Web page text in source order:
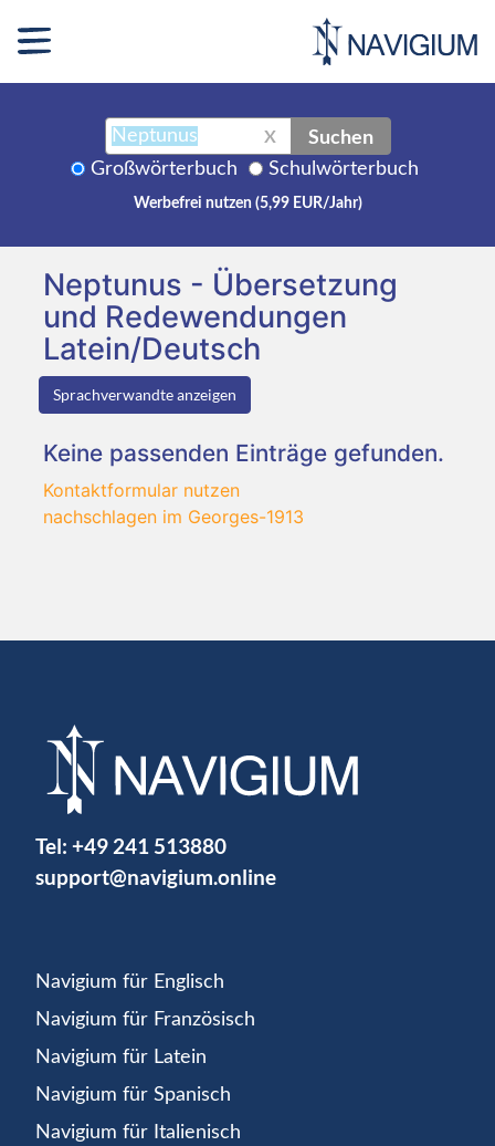
X Suchen
Großwörterbuch Schulwörterbuch
Werbefrei nutzen (5,99 EUR/Jahr)
Neptunus - Übersetzung
und Redewendungen
Latein/Deutsch
Sprachverwandte anzeigen
Keine passenden Einträge gefunden.
Kontaktformular nutzen
nachschlagen im Georges-1913
Tel: +49 241 513880
support@navigium.online
Navigium für Englisch
Navigium für Französisch
Navigium für Latein
Navigium für Spanisch
Navigium für Italienisch